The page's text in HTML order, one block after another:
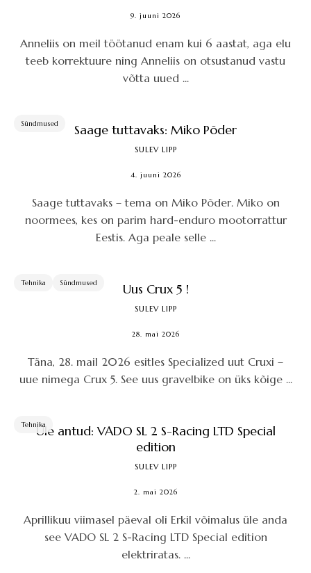
9. juuni 2026
Anneliis on meil töötanud enam kui 6 aastat, aga elu
teeb korrektuure ning Anneliis on otsustanud vastu
võtta uued ...
Sündmused Saage tuttavaks: Miko Põder
SULEV LIPP
4. juuni 2026
Saage tuttavaks – tema on Miko Põder. Miko on
noormees, kes on parim hard-enduro mootorrattur
Eestis. Aga peale selle ...
Tehnika Sündmused Uus Crux 5 !
SULEV LIPP
28. mai 2026
Täna, 28. mail 2026 esitles Specialized uut Cruxi –
uue nimega Crux 5. See uus gravelbike on üks kõige ...
TehnikaÜle antud: VADO SL 2 S-Racing LTD Special
edition
SULEV LIPP
2. mai 2026
Aprillikuu viimasel päeval oli Erkil võimalus üle anda
see VADO SL 2 S-Racing LTD Special edition
elektriratas. ...